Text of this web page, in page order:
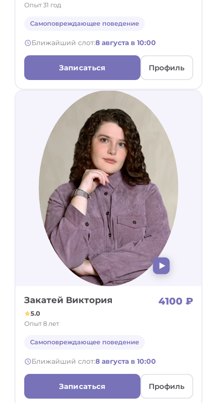
Опыт 31 год
Самоповреждающее поведение
Ближайший слот:8 августа в 10:00
Записаться Профиль
Закатей Виктория 4100 ₽
5.0
Опыт 8 лет
Самоповреждающее поведение
Ближайший слот:8 августа в 10:00
Записаться Профиль